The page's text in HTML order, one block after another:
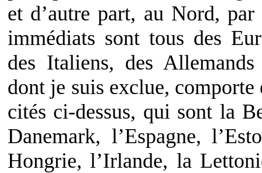
et d’autre part, au Nord,
immédiats sont tous des
des Italiens, des
dont je suis exclue,
cités ci-dessus, qui sont la
Danemark, l’Espagne,
Hongrie, l’Irlande, la